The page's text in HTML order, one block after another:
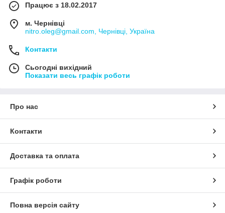
Працює з 18.02.2017
м. Чернівці
nitro.oleg@gmail.com, Чернівці, Україна
Контакти
Сьогодні вихідний
Показати весь графік роботи
Про нас
Контакти
Доставка та оплата
Графік роботи
Повна версія сайту